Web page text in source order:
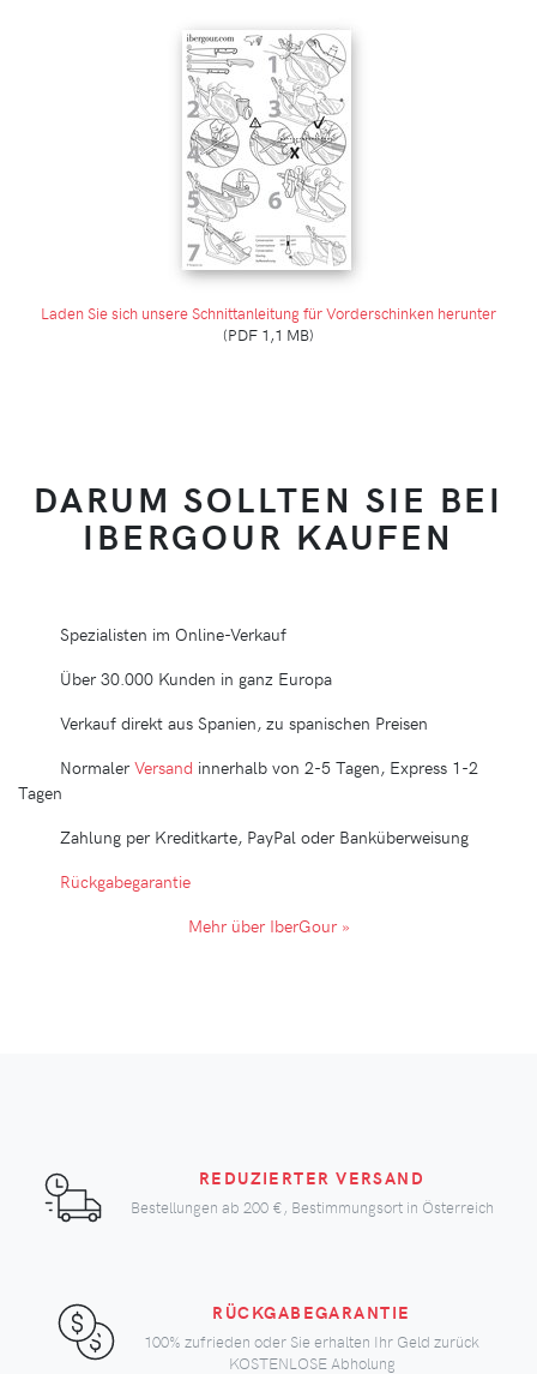
Laden Sie sich unsere Schnittanleitung für Vorderschinken herunter
(PDF 1,1 MB)
DARUM SOLLTEN SIE BEI
IBERGOUR KAUFEN
Spezialisten im Online-Verkauf
Über 30.000 Kunden in ganz Europa
Verkauf direkt aus Spanien, zu spanischen Preisen
NormalerVersand innerhalb von 2-5 Tagen, Express 1-2
Tagen
Zahlung per Kreditkarte, PayPal oder Banküberweisung
Rückgabegarantie
Mehr über IberGour »
REDUZIERTER VERSAND
Bestellungen ab 200 €, Bestimmungsort in Österreich
RÜCKGABEGARANTIE
100% zufrieden oder Sie erhalten Ihr Geld zurück
KOSTENLOSE Abholung